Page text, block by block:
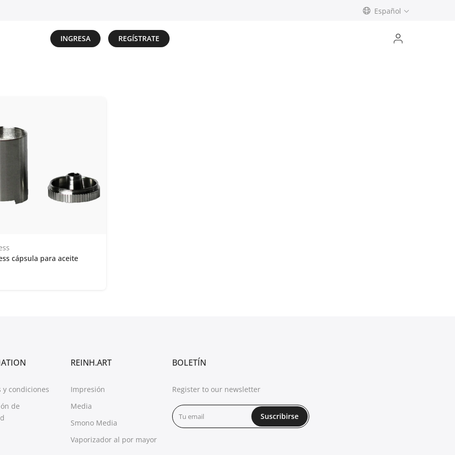
Español
INGRESA REGÍSTRATE
cápsula para aceite
y condiciones
de
REINH.ART
Impresión
Media
Smono Media
Vaporizador al por mayor
BOLETÍN
Register to our newsletter
Suscribirse